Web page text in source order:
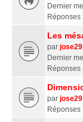
Dernier
Réponses
Les
par jose29
Dernier
Réponses
par jose29
Réponses